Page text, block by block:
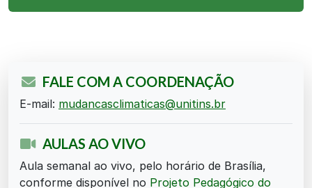
FALE COM A COORDENAÇÃO
E-mail: mudancasclimaticas@unitins.br
AULAS AO VIVO
Aula semanal ao vivo, pelo horário de Brasília,
conforme disponível no Projeto Pedagógico do